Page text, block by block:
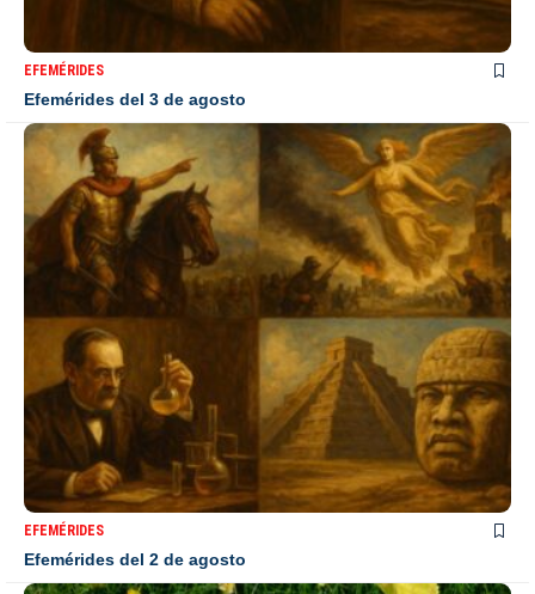
EFEMÉRIDES
Efemérides del 3 de agosto
EFEMÉRIDES
Efemérides del 2 de agosto